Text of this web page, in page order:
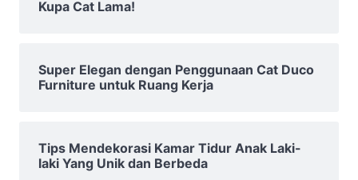
Kupa Cat Lama!
Super Elegan dengan Penggunaan Cat Duco
Furniture untuk Ruang Kerja
Tips Mendekorasi Kamar Tidur Anak Laki-
laki Yang Unik dan Berbeda